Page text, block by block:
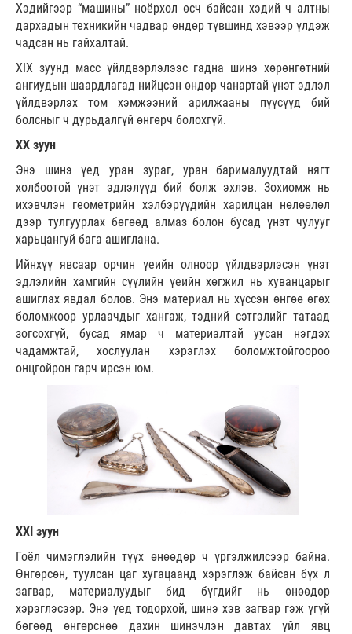
Хэдийгээр “машины” ноёрхол өсч байсан хэдий ч алтны
дархадын техникийн чадвар өндөр түвшинд хэвээр үлдэж
чадсан нь гайхалтай.
XIX зуунд масс үйлдвэрлэлээс гадна шинэ хөрөнгөтний
ангиудын шаардлагад нийцсэн өндөр чанартай үнэт эдлэл
үйлдвэрлэх том хэмжээний арилжааны пүүсүүд бий
болсныг ч дурьдалгүй өнгөрч болохгүй.
XX зуун
Энэ шинэ үед уран зураг, уран барималуудтай нягт
холбоотой үнэт эдлэлүүд бий болж эхлэв. Зохиомж нь
ихэвчлэн геометрийн хэлбэрүүдийн харилцан нөлөөлөл
дээр тулгуурлах бөгөөд алмаз болон бусад үнэт чулууг
харьцангуй бага ашиглана.
Ийнхүү явсаар орчин үеийн олноор үйлдвэрлэсэн үнэт
эдлэлийн хамгийн сүүлийн үеийн хөгжил нь хуванцарыг
ашиглах явдал болов. Энэ материал нь хүссэн өнгөө өгөх
боломжоор урлаачдыг хангаж, тэдний сэтгэлийг татаад
зогсохгүй, бусад ямар ч материалтай уусан нэгдэх
чадамжтай, хослуулан хэрэглэх боломжтойгоороо
онцгойрон гарч ирсэн юм.
XXI зуун
Гоёл чимэглэлийн түүх өнөөдөр ч үргэлжилсээр байна.
Өнгөрсөн, туулсан цаг хугацаанд хэрэглэж байсан бүх л
загвар, материалуудыг бид бүгдийг нь өнөөдөр
хэрэглэсээр. Энэ үед тодорхой, шинэ хэв загвар гэж үгүй
бөгөөд өнгөрснөө дахин шинэчлэн давтах үйл явц